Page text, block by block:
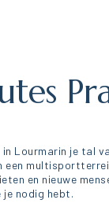
in Lourmarin je tal
een
en nieuwe
nodig hebt.